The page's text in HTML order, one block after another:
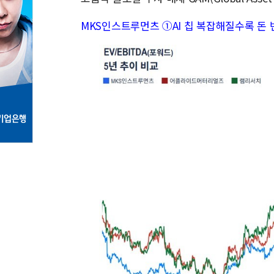
MKS인스트루먼츠 ①AI 칩 복잡해질수록 돈